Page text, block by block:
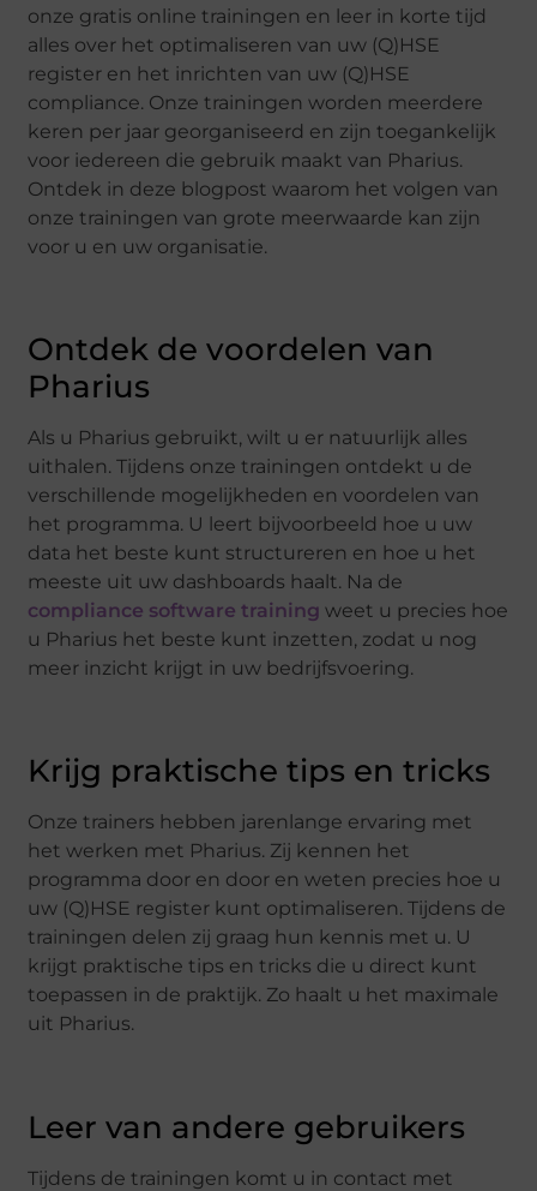
onze gratis online trainingen en leer in korte tijd
alles over het optimaliseren van uw (Q)HSE
register en het inrichten van uw (Q)HSE
compliance. Onze trainingen worden meerdere
keren per jaar georganiseerd en zijn toegankelijk
voor iedereen die gebruik maakt van Pharius.
Ontdek in deze blogpost waarom het volgen van
onze trainingen van grote meerwaarde kan zijn
voor u en uw organisatie.
Ontdek de voordelen van
Pharius
Als u Pharius gebruikt, wilt u er natuurlijk alles
uithalen. Tijdens onze trainingen ontdekt u de
verschillende mogelijkheden en voordelen van
het programma. U leert bijvoorbeeld hoe u uw
data het beste kunt structureren en hoe u het
meeste uit uw dashboards haalt. Na de
compliance software training weet u precies hoe
u Pharius het beste kunt inzetten, zodat u nog
meer inzicht krijgt in uw bedrijfsvoering.
Krijg praktische tips en tricks
Onze trainers hebben jarenlange ervaring met
het werken met Pharius. Zij kennen het
programma door en door en weten precies hoe u
uw (Q)HSE register kunt optimaliseren. Tijdens de
trainingen delen zij graag hun kennis met u. U
krijgt praktische tips en tricks die u direct kunt
toepassen in de praktijk. Zo haalt u het maximale
uit Pharius.
Leer van andere gebruikers
Tijdens de trainingen komt u in contact met